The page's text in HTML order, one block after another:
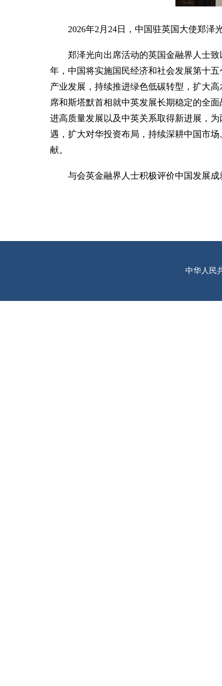
2026年2月24日，中国驻英国大使郑
郑泽光向出席活动的英国金融界人士
年，中国将实施国民经济和社会发展第十
产业发展，持续推进绿色低碳转型，扩大
席和斯塔默首相就中英发展长期稳定的全
进高质量发展以及中英关系取得新进展，
遇，扩大对华投资布局，持续深耕中国市
献。
与会英金融界人士积极评价中国发展
中华人民